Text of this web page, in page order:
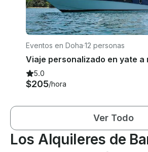
Eventos en Doha·12 personas
5.0
$205/hora
Ver Todo
Los Alquileres de